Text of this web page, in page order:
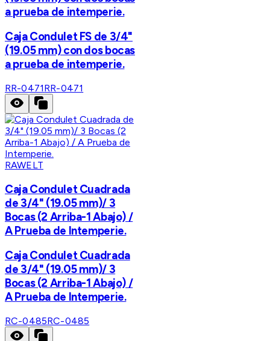
a prueba de intemperie.
Caja Condulet FS de 3/4"
(19.05 mm) con dos bocas
a prueba de intemperie.
RR-0471RR-0471
RAWELT
Caja Condulet Cuadrada
de 3/4" (19.05 mm)/ 3
Bocas (2 Arriba-1 Abajo) /
A Prueba de Intemperie.
Caja Condulet Cuadrada
de 3/4" (19.05 mm)/ 3
Bocas (2 Arriba-1 Abajo) /
A Prueba de Intemperie.
RC-0485RC-0485